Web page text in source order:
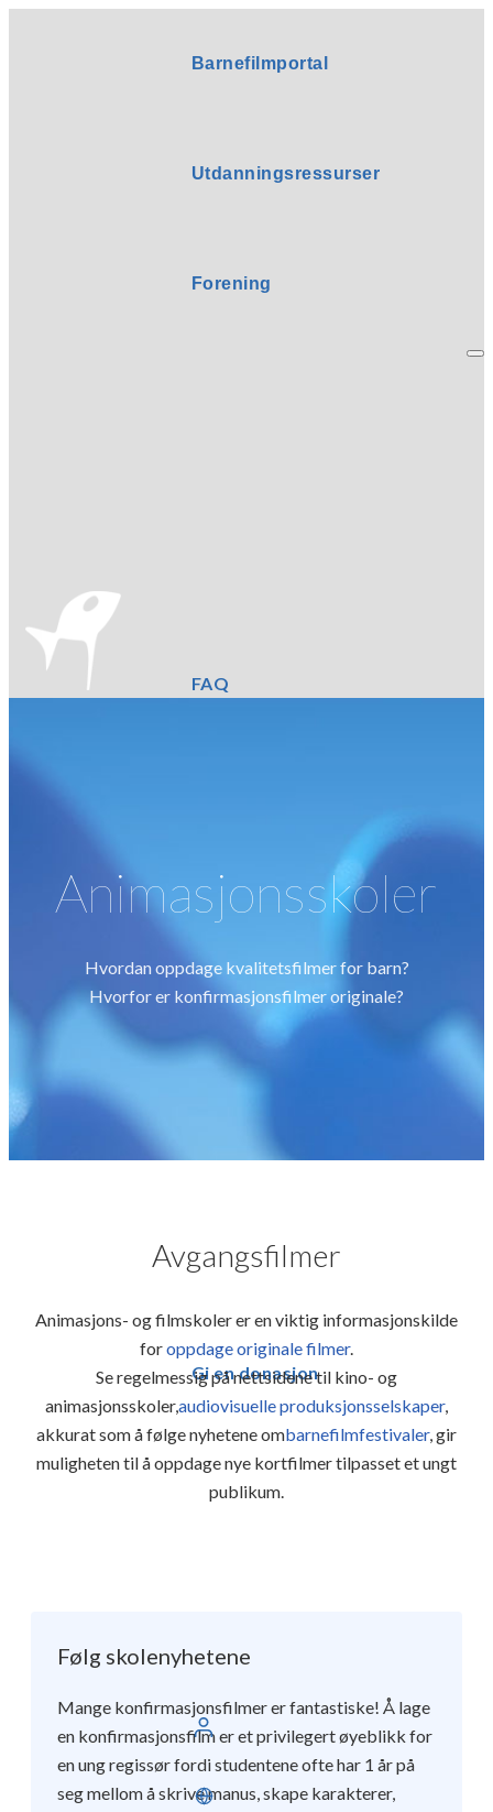
Barnefilmportal
Utdanningsressurser
Forening
FAQ
Gi en donasjon
Logg inn
Norsk
Animasjonsskoler
Hvordan oppdage kvalitetsfilmer for barn?
Hvorfor er konfirmasjonsfilmer originale?
Avgangsfilmer
Animasjons- og filmskoler er en viktig informasjonskilde
foroppdage originale filmer.
Se regelmessig på nettsidene til kino- og
animasjonsskoler,audiovisuelle produksjonsselskaper,
akkurat som å følge nyhetene ombarnefilmfestivaler, gir
muligheten til å oppdage nye kortfilmer tilpasset et ungt
publikum.
Følg skolenyhetene
Mange konfirmasjonsfilmer er fantastiske! Å lage
en konfirmasjonsfilm er et privilegert øyeblikk for
en ung regissør fordi studentene ofte har 1 år på
seg mellom å skrive manus, skape karakterer,